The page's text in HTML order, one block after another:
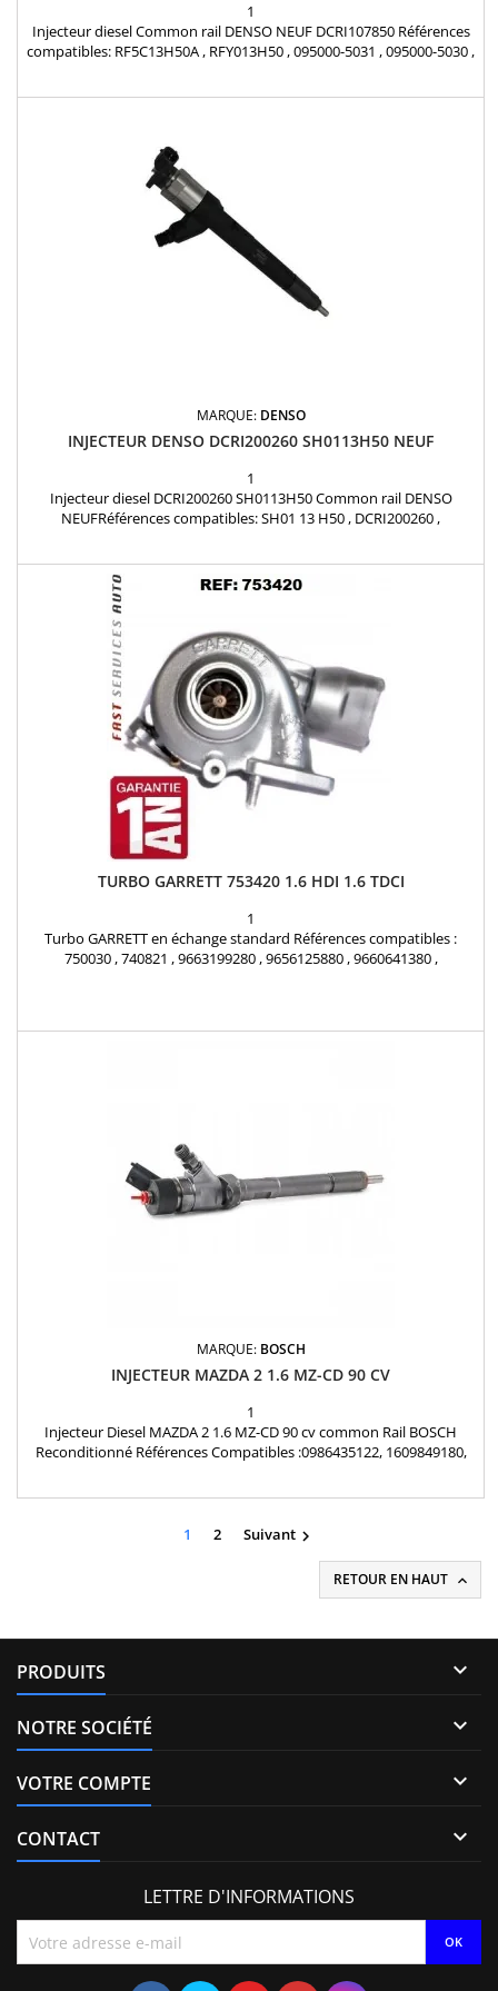
1
Injecteur diesel Common rail DENSO NEUF DCRI107850 Références
compatibles: RF5C13H50A , RFY013H50 , 095000-5031 , 095000-5030 ,
MARQUE: DENSO
INJECTEUR DENSO DCRI200260 SH0113H50 NEUF
1
Injecteur diesel DCRI200260 SH0113H50 Common rail DENSO
NEUFRéférences compatibles: SH01 13 H50 , DCRI200260 ,
0267 , 295900-0268, 295900-0269 Pour motorisations Mazda 2.0 D ,
TURBO GARRETT 753420 1.6 HDI 1.6 TDCI
1
Turbo GARRETT en échange standard Références compatibles :
750030 , 740821 , 9663199280 , 9656125880 , 9660641380 ,
1.6CD
MARQUE: BOSCH
INJECTEUR MAZDA 2 1.6 MZ-CD 90 CV
1
Injecteur Diesel MAZDA 2 1.6 MZ-CD 90 cv common Rail BOSCH
Reconditionné Références Compatibles :0986435122, 1609849180,
1.6 HDI, 1.6 TDCi, 1.6 D Multijet, Mazda 1.6 CD, Suzuki 1.6...
1 2 Suivant
RETOUR EN HAUT 
PRODUITS 
NOTRE SOCIÉTÉ 
VOTRE COMPTE 
CONTACT 
LETTRE D'INFORMATIONS